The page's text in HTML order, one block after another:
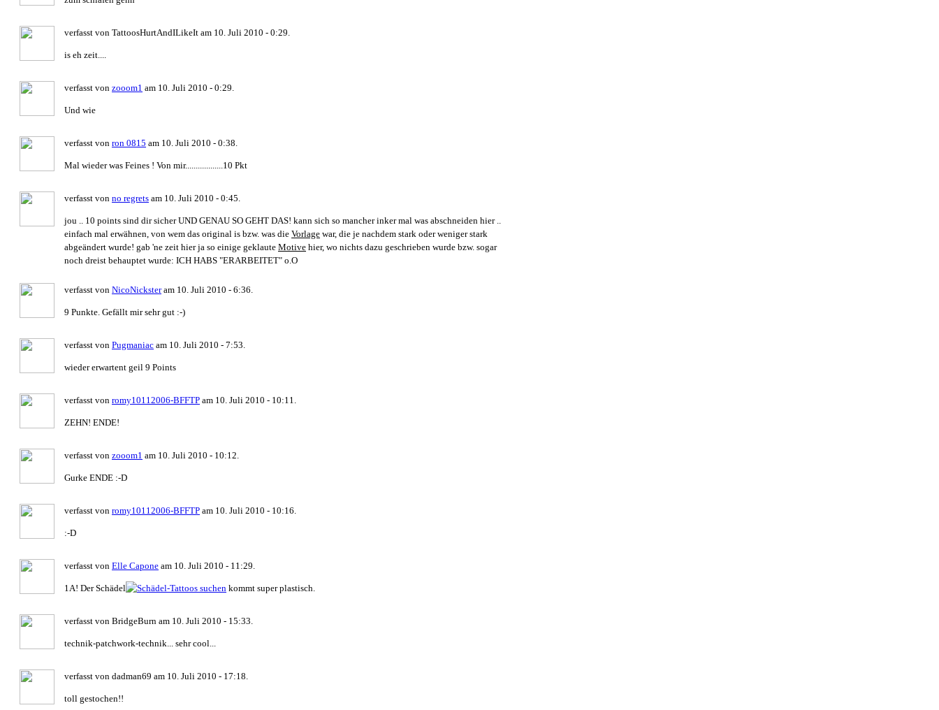
verfasst von TattoosHurtAndILikeIt am 10. Juli 2010 - 0:29.
is eh zeit....
verfasst von zooom1 am 10. Juli 2010 - 0:29.
Und wie
verfasst von ron 0815 am 10. Juli 2010 - 0:38.
Mal wieder was Feines ! Von mir..................10 Pkt
verfasst von no regrets am 10. Juli 2010 - 0:45.
jou .. 10 points sind dir sicher UND GENAU SO GEHT DAS! kann sich so mancher inker mal was abschneiden hier ..
einfach mal erwähnen, von wem das original is bzw. was die Vorlage war, die je nachdem stark oder weniger stark
abgeändert wurde! gab 'ne zeit hier ja so einige geklaute Motive hier, wo nichts dazu geschrieben wurde bzw. sogar
noch dreist behauptet wurde: ICH HABS "ERARBEITET" o.O
verfasst von NicoNicksteram 10. Juli 2010 - 6:36.
9 Punkte. Gefällt mir sehr gut :-)
verfasst von Pugmaniac am 10. Juli 2010 - 7:53.
wieder erwartent geil 9 Points
verfasst von romy10112006-BFFTP am 10. Juli 2010 - 10:11.
ZEHN! ENDE!
verfasst von zooom1 am 10. Juli 2010 - 10:12.
Gurke ENDE :-D
verfasst von romy10112006-BFFTP am 10. Juli 2010 - 10:16.
:-D
verfasst von Elle Capone am 10. Juli 2010 - 11:29.
1A! Der Schädel kommt super plastisch.
verfasst von BridgeBurn am 10. Juli 2010 - 15:33.
technik-patchwork-technik... sehr cool...
verfasst von dadman69 am 10. Juli 2010 - 17:18.
toll gestochen!!